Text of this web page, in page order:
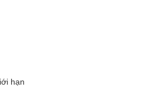
hạn